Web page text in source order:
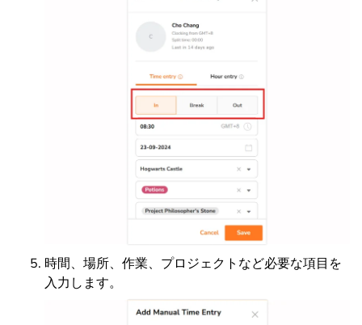
時間、場所、作業、プロジェクトなど必要な項目を
入力します。